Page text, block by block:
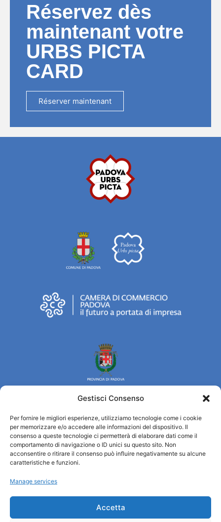
Gestisci Consenso
Per fornire le migliori esperienze, utilizziamo tecnologie come i cookie
per memorizzare e/o accedere alle informazioni del dispositivo. Il
consenso a queste tecnologie ci permetterà di elaborare dati come il
comportamento di navigazione o ID unici su questo sito. Non
acconsentire o ritirare il consenso può influire negativamente su alcune
caratteristiche e funzioni.
Manage services
Accetta
Réservez dès
maintenant votre
URBS PICTA
CARD
Réserver maintenant
Turismo Padova
Qui sommes-nous ?
Information et accueil des tourist / IAT
Cookie Policy (UE)